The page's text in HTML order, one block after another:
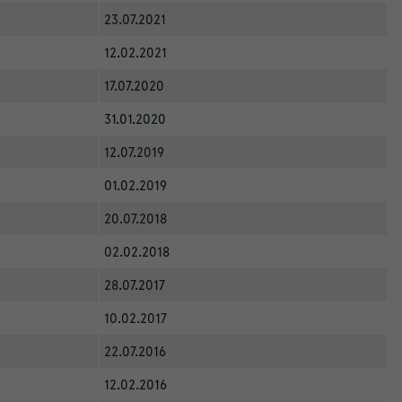
23.07.2021
12.02.2021
17.07.2020
31.01.2020
12.07.2019
01.02.2019
20.07.2018
02.02.2018
28.07.2017
10.02.2017
22.07.2016
12.02.2016